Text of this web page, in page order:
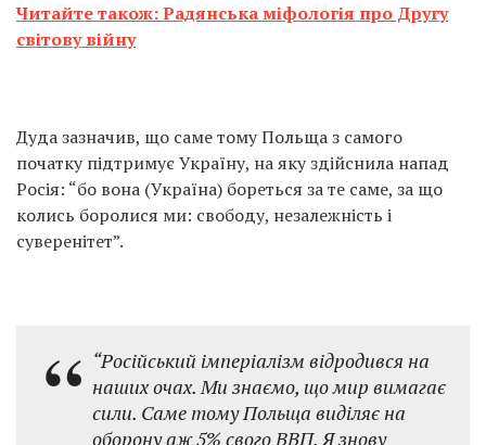
Читайте також: Радянська міфологія про Другу
світову війну
Дуда зазначив, що саме тому Польща з самого
початку підтримує Україну, на яку здійснила напад
Росія: “бо вона (Україна) бореться за те саме, за що
колись боролися ми: свободу, незалежність і
суверенітет”.
“Російський імперіалізм відродився на
наших очах. Ми знаємо, що мир вимагає
сили. Саме тому Польща виділяє на
оборону аж 5% свого ВВП. Я знову